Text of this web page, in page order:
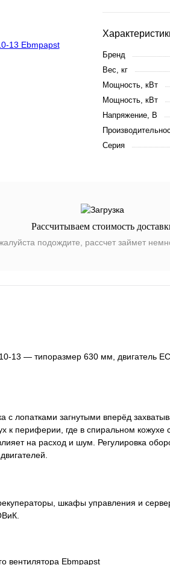
Бренд
Вес, кг
Мощность, кВт
Мощность, кВт
Напряжение, В
Серия
Рассчитываем стоимость
подождите, рассчет займет
13 — типоразмер 630 мм, двигатель
с лопатками загнутыми вперёд
к периферии, где в спиральном
на расход и шум. Регулировка
шкафы управления и